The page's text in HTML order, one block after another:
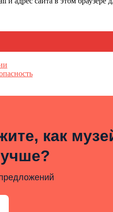
как